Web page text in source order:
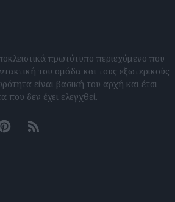
πρωτότυπο περιεχόμενο που
του ομάδα και τους εξωτερικούς
είναι βασική του αρχή και έτσι
που δεν έχει ελεγχθεί.
PinterestRSS feeds